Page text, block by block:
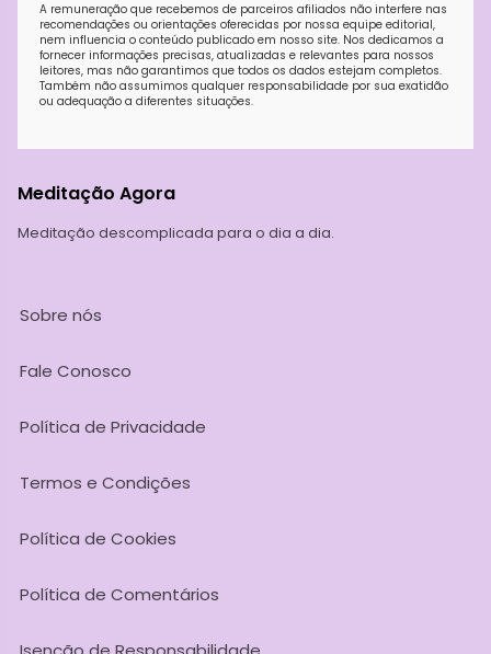
A remuneração que recebemos de parceiros afiliados não interfere nas
recomendações ou orientações oferecidas por nossa equipe editorial,
nem influencia o conteúdo publicado em nosso site. Nos dedicamos a
fornecer informações precisas, atualizadas e relevantes para nossos
leitores, mas não garantimos que todos os dados estejam completos.
Também não assumimos qualquer responsabilidade por sua exatidão
ou adequação a diferentes situações.
Meditação Agora
Meditação descomplicada para o dia a dia.
Sobre nós
Fale Conosco
Política de Privacidade
Termos e Condições
Política de Cookies
Política de Comentários